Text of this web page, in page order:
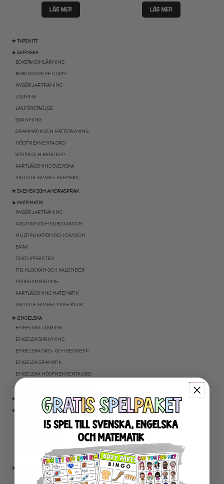
★ TYPSNITT
★ SVENSKA
BOKSTAVSINLÄRNING
BOKSTAVSREPETITION
NYBÖRJARTRÄNING
LÄSNING
LÄSFÖRSTÅELSE
SKRIVNING
GRAMMATIK OCH RÄTTSTAVNING
HÖGFREKVENTA ORD
SPRÅK OCH BEGREPP
KARTLÄGGNING SVENSKA
AKTIVITETSPAKET SVENSKA
★ SVENSK SOM ANDRASPRÅK
★ MATEMATIK
NYBÖRJARTRÄNING
ADDITION OCH SUBTRAKTION
MULTIPLIKATION OCH DIVISION
BRÅK
TEXTUPPGIFTER
TID: KLOCKAN OCH KALENDER
PROGRAMMERING
KARTLÄGGNING MATEMATIK
AKTIVITETSPAKET MATEMATIK
★ ENGELSKA
ENGELSKA LÄSNING
ENGELSK SKRIVNING
ENGELSKA ORD- OCH BEGREPP
ENGELSK GRAMATIK
ENGELSKA HÖGFREKVENTA ORD
ENGELSK MUNTLIGA FÄRDIGHET
★ UTOMHUSPEDAGOGIK
★ ANDRA ÄMNEN
SOCIALA FÄRDIGHETER
RELIGIONSKUNSKAP
★ SERIER
ESCAPE ROOMS
LÄS MER LÄS MER